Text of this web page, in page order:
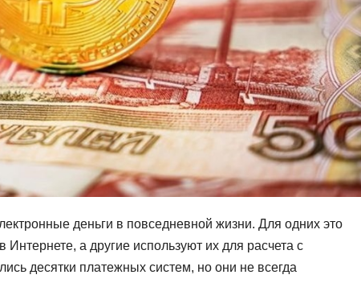
деньги в повседневной жизни. Для одних это
а другие используют их для расчета с
десятки платежных систем, но они не всегда